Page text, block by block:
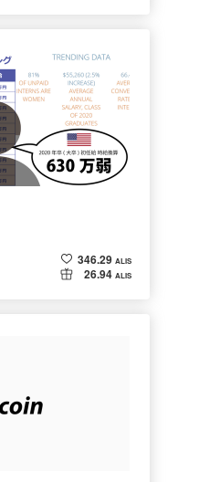
346.29 ALIS
26.94 ALIS